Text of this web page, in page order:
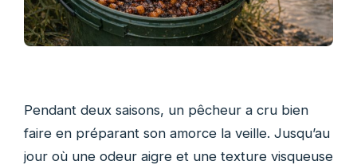
Pendant deux saisons, un pêcheur a cru bien
faire en préparant son amorce la veille. Jusqu’au
jour où une odeur aigre et une texture visqueuse